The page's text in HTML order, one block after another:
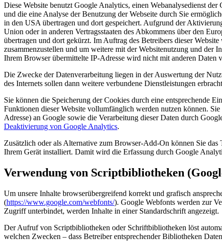
Diese Website benutzt Google Analytics, einen Webanalysedienst
und die eine Analyse der Benutzung der Webseite durch Sie
in den USA übertragen und dort gespeichert. Aufgrund der
Union oder in anderen Vertragsstaaten des Abkommens über den
übertragen und dort gekürzt. Im Auftrag des Betreibers dieser
zusammenzustellen und um weitere mit der Websitenutzung und der
Ihrem Browser übermittelte IP-Adresse wird nicht mit anderen Daten
Die Zwecke der Datenverarbeitung liegen in der Auswertung der
des Internets sollen dann weitere verbundene Dienstleistungen
Sie können die Speicherung der Cookies durch eine entsprechende
Funktionen dieser Website vollumfänglich werden nutzen können.
Adresse) an Google sowie die Verarbeitung dieser Daten durch
Deaktivierung von Google Analytics.
Zusätzlich oder als Alternative zum Browser-Add-On können Sie
Ihrem Gerät installiert. Damit wird die Erfassung durch Google
Verwendung von Scriptbibliotheken
Um unsere Inhalte browserübergreifend korrekt und grafisch
(https://www.google.com/webfonts/). Google Webfonts werden zur
Zugriff unterbindet, werden Inhalte in einer Standardschrift angezeigt.
Der Aufruf von Scriptbibliotheken oder Schriftbibliotheken löst
welchen Zwecken – dass Betreiber entsprechender Bibliotheken